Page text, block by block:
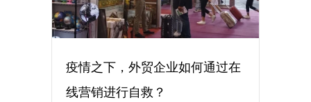
疫情之下，外贸企业如何通过在
线营销进行自救？